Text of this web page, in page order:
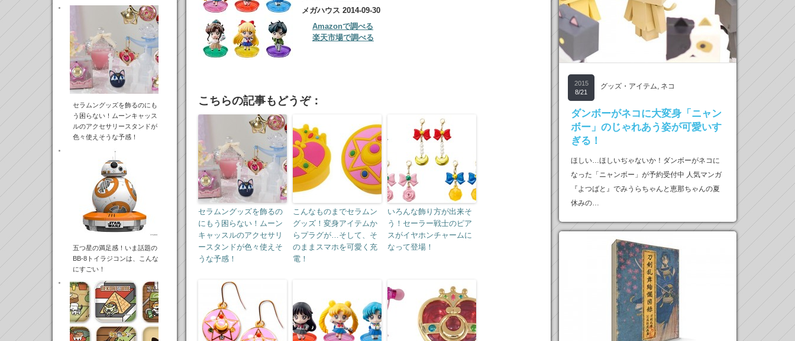
セラムングッズを飾るのにも
う困らない！ムーンキャッス
ルのアクセサリースタンドが
色々使えそうな予感！
五つ星の満足感！いま話題の
BB-8トイラジコンは、こんな
にすごい！
メガハウス 2014-09-30
Amazonで調べる
楽天市場で調べる
こちらの記事もどうぞ：
セラムングッズを飾るの
にもう困らない！ムーン
キャッスルのアクセサリ
ースタンドが色々使えそ
うな予感！
こんなものまでセラムン
グッズ！変身アイテムか
らプラグが…そして、そ
のままスマホを可愛く充
電！
いろんな飾り方が出来そ
う！セーラー戦士のピア
スがイヤホンチャームに
なって登場！
2015
8/21
グッズ・アイテム, ネコ
ダンボーがネコに大変身「ニャン
ボー」のじゃれあう姿が可愛いす
ぎる！
ほしい…ほしいぢゃないか！ダンボーがネコに
なった「ニャンボー」が予約受付中 人気マンガ
『よつばと』でみうらちゃんと恵那ちゃんの夏
休みの…